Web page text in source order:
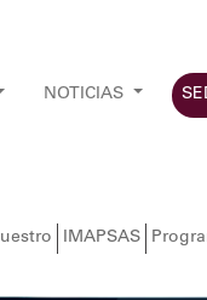
NOTICIAS
IMAPSAS